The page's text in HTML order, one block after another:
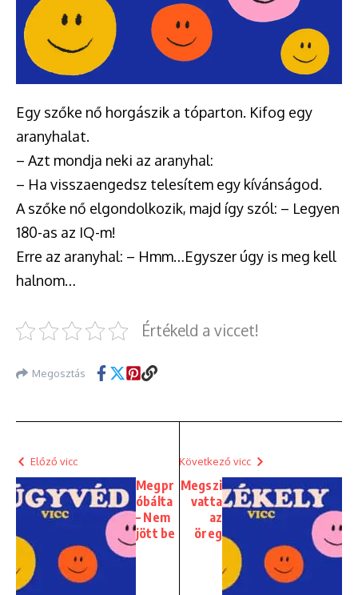
Egy szőke nő horgászik a tóparton. Kifog egy
aranyhalat.
– Azt mondja neki az aranyhal:
– Ha visszaengedsz telesítem egy kívánságod.
A szőke nő elgondolkozik, majd így szól: – Legyen
180-as az IQ-m!
Erre az aranyhal: – Hmm…Egyszer úgy is meg kell
halnom…
Értékeld a viccet!
Megosztás
Előző vicc
Megpr
óbálta
– Nem
jött be
Következő vicc
Megszi
vatta
az
öreg